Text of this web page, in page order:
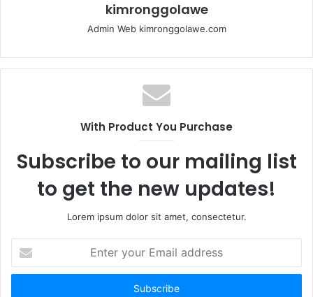
kimronggolawe
Admin Web kimronggolawe.com
With Product You Purchase
Subscribe to our mailing list
to get the new updates!
Lorem ipsum dolor sit amet, consectetur.
t